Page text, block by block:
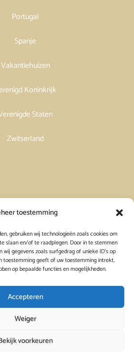
toestemming
gebruiken wij technologieën zoals cookies om
slaan en/of te raadplegen. Door in te stemmen
gegevens zoals surfgedrag of unieke ID's op
toestemming geeft of uw toestemming intrekt,
op bepaalde functies en mogelijkheden.
Accepteren
Weiger
voorkeuren
Portugal
Spanje
Vakantiehuizen
Koninkrijk
Staten
Zwitserland
huren